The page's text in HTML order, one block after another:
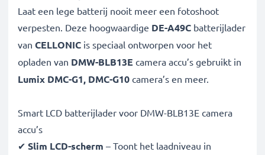
Laat een lege batterij nooit meer een fotoshoot
verpesten. Deze hoogwaardige DE-A49C batterijlader
van CELLONIC is speciaal ontworpen voor het
opladen van DMW-BLB13E camera accu’s gebruikt in
Lumix DMC-G1, DMC-G10 camera’s en meer.
Smart LCD batterijlader voor DMW-BLB13E camera
accu’s
✔ Slim LCD-scherm – Toont het laadniveau in